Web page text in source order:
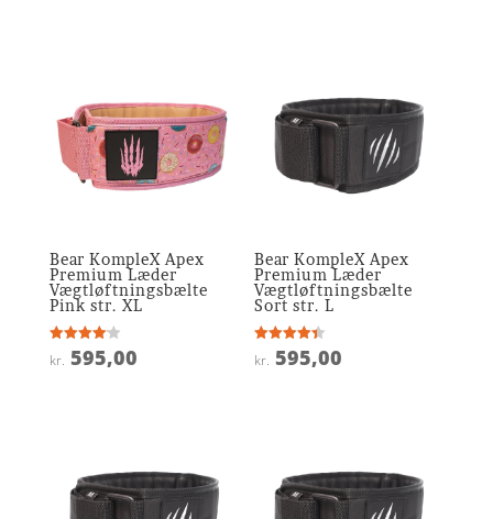
Bear KompleX Apex
Premium Læder
Vægtløftningsbælte
Pink str. XL
Vurderet
4.1
kr. 595,00
Bear KompleX Apex
Premium Læder
Vægtløftningsbælte
Sort str. L
Vurderet
4.4
kr. 595,00